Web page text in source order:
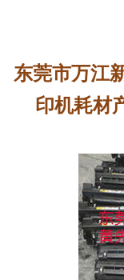
东莞市万江
印机耗材